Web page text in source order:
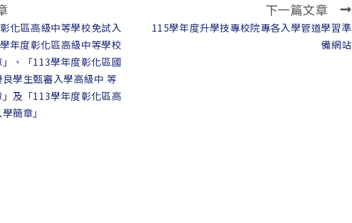
化區高級中等學校免試入
年度彰化區高級中等學校
、「113學年度彰化區國
學生甄審入學高級中 等
及「113學年度彰化區高
簡章」
下一篇文章
115學年度升學技專校院專各入學管道學習準
備網站